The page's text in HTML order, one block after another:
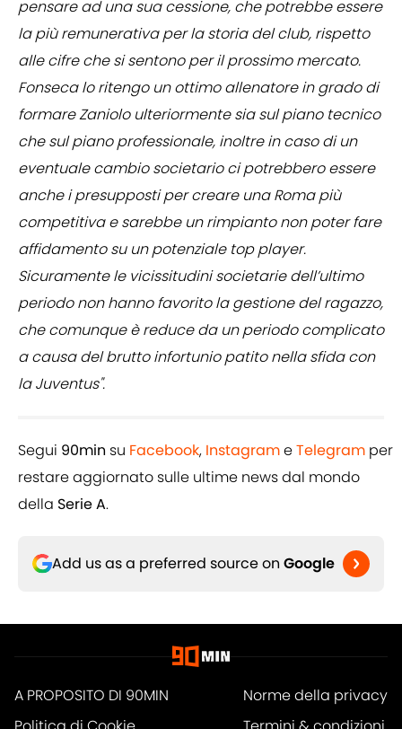
pensare ad una sua cessione, che potrebbe essere
la più remunerativa per la storia del club, rispetto
alle cifre che si sentono per il prossimo mercato.
Fonseca lo ritengo un ottimo allenatore in grado di
formare Zaniolo ulteriormente sia sul piano tecnico
che sul piano professionale, inoltre in caso di un
eventuale cambio societario ci potrebbero essere
anche i presupposti per creare una Roma più
competitiva e sarebbe un rimpianto non poter fare
affidamento su un potenziale top player.
Sicuramente le vicissitudini societarie dell’ultimo
periodo non hanno favorito la gestione del ragazzo,
che comunque è reduce da un periodo complicato
a causa del brutto infortunio patito nella sfida con
la Juventus".
Segui 90min su Facebook, InstagrameTelegram per
restare aggiornato sulle ultime news dal mondo
della Serie A.
Add us as a preferred source on Google
A PROPOSITO DI 90MIN
Norme della privacy